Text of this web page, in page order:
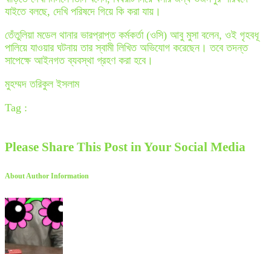
যাইতে বলছে, দেখি পরিষদে গিয়ে কি করা যায়।
তেঁতুলিয়া মডেল থানার ভারপ্রাপ্ত কর্মকর্তা (ওসি) আবু মুসা বলেন, ওই গৃহবধূ
পালিয়ে যাওয়ার ঘটনায় তার স্বামী লিখিত অভিযোগ করেছেন। তবে তদন্ত
সাপেক্ষে আইনগত ব্যবস্থা গ্রহণ করা হবে।
মুহম্মদ তরিকুল ইসলাম
Tag :
Please Share This Post in Your Social Media
About Author Information